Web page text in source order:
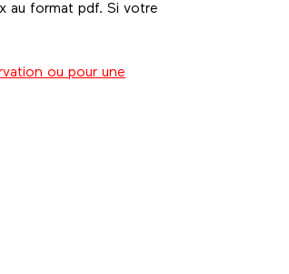
au format pdf. Si votre
ou pour une